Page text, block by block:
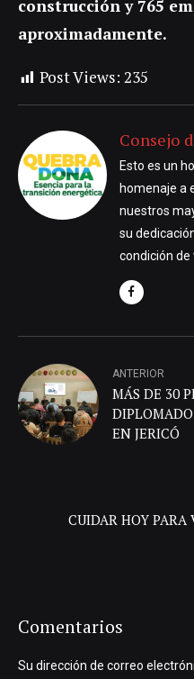
construcción y 765
aproximadamente.
Post Views: 235
Consejo
Esto es un
homenaje a
nuestros
su
condición de
ANTERIOR
MÁS DE 30
EN JERICÓ
CUIDAR HOY
Comentarios
Su dirección de correo